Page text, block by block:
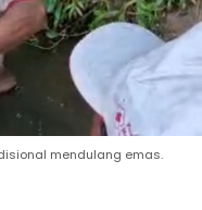
mendulang emas.